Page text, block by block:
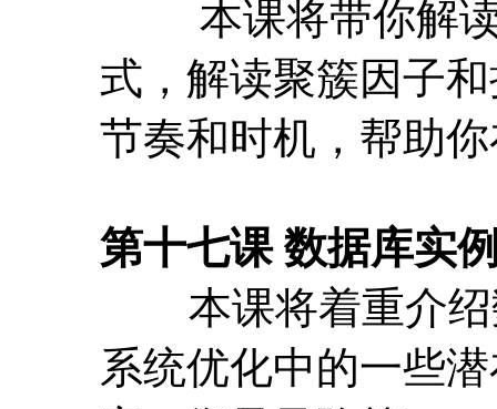
第十七课 数据库实
本课将着重介绍数
系统优化中的一些
第十八课 SQL优化
Sql优化的技巧非